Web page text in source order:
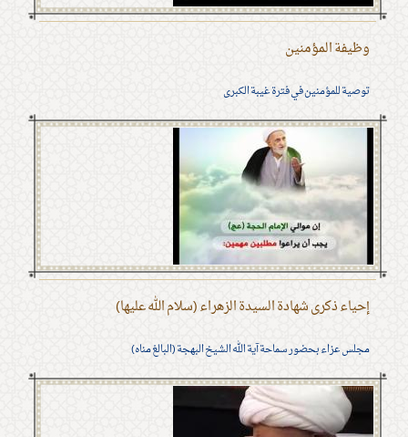
وظيفة المؤمنين
توصية للمؤمنين في فترة غيبة الكبرى
إحياء ذكرى شهادة السيدة الزهراء (سلام الله عليها)
مجلس عزاء بحضور سماحة آية الله الشيخ البهجة (البالغ مناه)